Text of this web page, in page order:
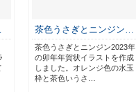
茶色うさぎとニンジン…
茶色うさぎとニンジン2023年
の卯年年賀状イラストを作成
しました。オレンジ色の水玉
枠と茶色いうさ…